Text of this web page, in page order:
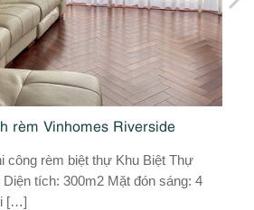
rèm Vinhomes Riverside
công rèm biệt thự Khu Biệt Thự
tích: 300m2 Mặt đón sáng: 4
[…]